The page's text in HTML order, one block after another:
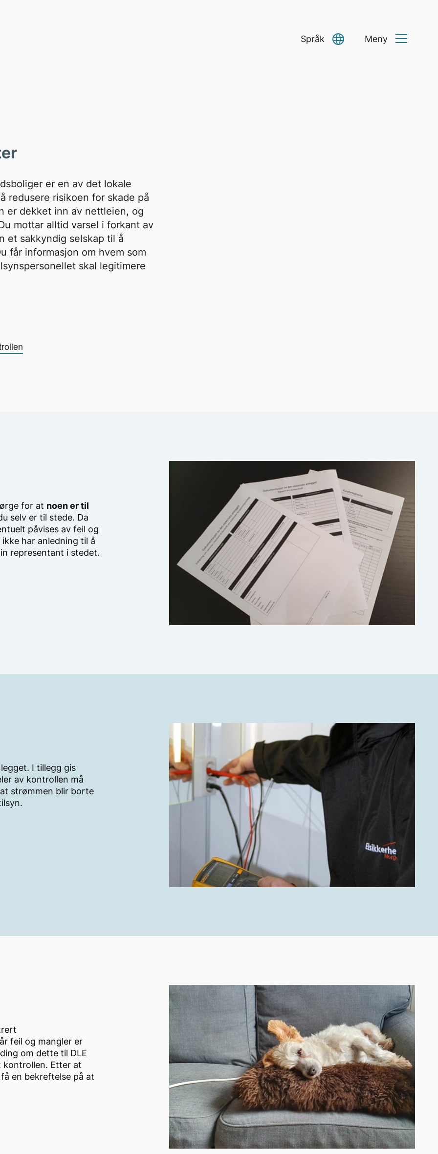
Språk
Select Language ▼
Meny
er en av det lokale
redusere risikoen for skade på
er dekket inn av nettleien, og
mottar alltid varsel i forkant av
et sakkyndig selskap til å
får informasjon om hvem som
skal legitimere
for at noen er til
selv er til stede. Da
påvises av feil og
har anledning til å
representant i stedet.
I tillegg gis
av kontrollen må
strømmen blir borte
med mindre det
er derfor viktig at
eller
av boligen, alderen
feil og mangler er
om dette til DLE
kontrollen. Etter at
en bekreftelse på at